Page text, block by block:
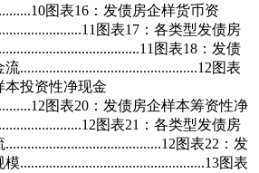
图表16：发债房企样货币资
图表17：各类型发债房
图表18：发债
.................................................12图表
本投资性净现金
图表20：发债房企样本筹资性净
图表21：各类型发债房
图表22：发
...................................................13图表